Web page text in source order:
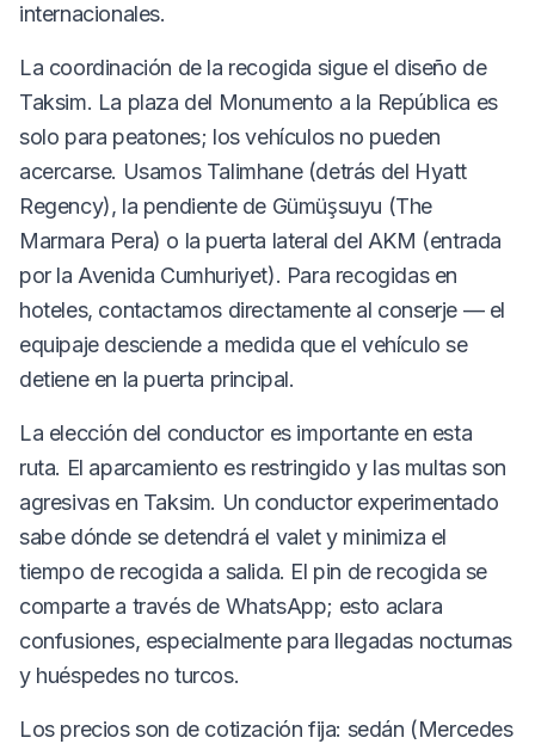
internacionales.
La coordinación de la recogida sigue el diseño de
Taksim. La plaza del Monumento a la República es
solo para peatones; los vehículos no pueden
acercarse. Usamos Talimhane (detrás del Hyatt
Regency), la pendiente de Gümüşsuyu (The
Marmara Pera) o la puerta lateral del AKM (entrada
por la Avenida Cumhuriyet). Para recogidas en
hoteles, contactamos directamente al conserje — el
equipaje desciende a medida que el vehículo se
detiene en la puerta principal.
La elección del conductor es importante en esta
ruta. El aparcamiento es restringido y las multas son
agresivas en Taksim. Un conductor experimentado
sabe dónde se detendrá el valet y minimiza el
tiempo de recogida a salida. El pin de recogida se
comparte a través de WhatsApp; esto aclara
confusiones, especialmente para llegadas nocturnas
y huéspedes no turcos.
Los precios son de cotización fija: sedán (Mercedes